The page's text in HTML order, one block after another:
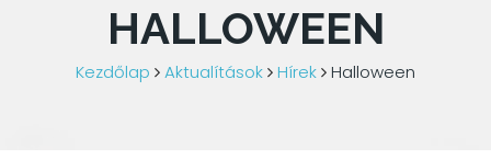
HALLOWEEN
Kezdőlap Aktualítások Hírek Halloween